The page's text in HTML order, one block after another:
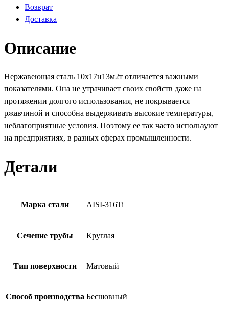
Возврат
Доставка
Описание
Нержавеющая сталь 10х17н13м2т отличается важными
показателями. Она не утрачивает своих свойств даже на
протяжении долгого использования, не покрывается
ржавчиной и способна выдерживать высокие температуры,
неблагоприятные условия. Поэтому ее так часто используют
на предприятиях, в разных сферах промышленности.
Детали
Марка стали AISI-316Ti
Сечение трубы Круглая
Тип поверхности Матовый
Способ производства Бесшовный